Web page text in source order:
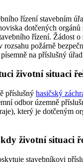
řízení stavebním
dotčených orgánů
řízení. Žádost
rozsahu požárně
na příslušný
životní situaci
příslušný hasičský
odbor územně
který je dotčeným
životní situaci
stavebníkovi